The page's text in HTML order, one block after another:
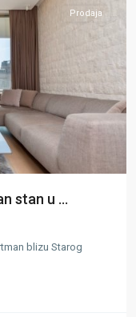
Prodaja
stan u ...
blizu Starog